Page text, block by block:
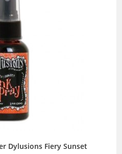
Dylusions Fiery Sunset